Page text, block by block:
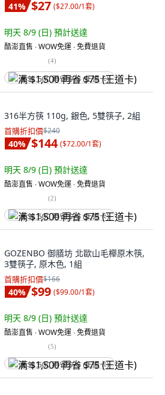
41% $27 ($27.00/1套)
明天 8/9 (日) 預計送達
酷澎直售 ∙ WOW免運 ∙ 免費退貨
(4)
满 $1,500 再省 $75 (王道卡)
316半方筷 110g, 銀色, 5雙筷子, 2組
首購折扣價$240
40% $144 ($72.00/1套)
明天 8/9 (日) 預計送達
酷澎直售 ∙ WOW免運 ∙ 免費退貨
(2)
满 $1,500 再省 $75 (王道卡)
GOZENBO 御膳坊 北歐山毛櫸原木筷,
3雙筷子, 原木色, 1組
首購折扣價$166
40% $99 ($99.00/1套)
明天 8/9 (日) 預計送達
酷澎直售 ∙ WOW免運 ∙ 免費退貨
(5)
满 $1,500 再省 $75 (王道卡)